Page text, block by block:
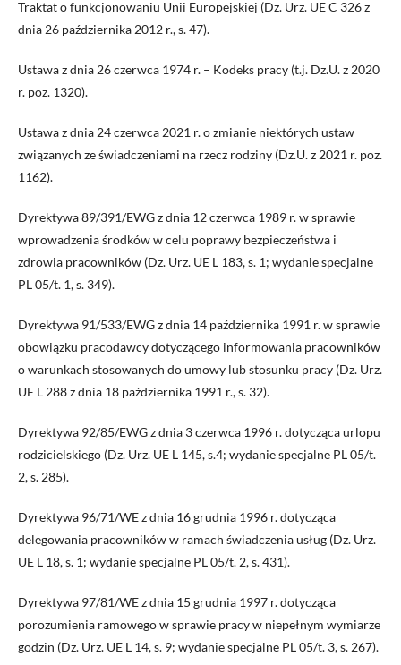
Traktat o funkcjonowaniu Unii Europejskiej (Dz. Urz. UE C 326 z
dnia 26 października 2012 r., s. 47).
Ustawa z dnia 26 czerwca 1974 r. – Kodeks pracy (t.j. Dz.U. z 2020
r. poz. 1320).
Ustawa z dnia 24 czerwca 2021 r. o zmianie niektórych ustaw
związanych ze świadczeniami na rzecz rodziny (Dz.U. z 2021 r. poz.
1162).
Dyrektywa 89/391/EWG z dnia 12 czerwca 1989 r. w sprawie
wprowadzenia środków w celu poprawy bezpieczeństwa i
zdrowia pracowników (Dz. Urz. UE L 183, s. 1; wydanie specjalne
PL 05/t. 1, s. 349).
Dyrektywa 91/533/EWG z dnia 14 października 1991 r. w sprawie
obowiązku pracodawcy dotyczącego informowania pracowników
o warunkach stosowanych do umowy lub stosunku pracy (Dz. Urz.
UE L 288 z dnia 18 października 1991 r., s. 32).
Dyrektywa 92/85/EWG z dnia 3 czerwca 1996 r. dotycząca urlopu
rodzicielskiego (Dz. Urz. UE L 145, s.4; wydanie specjalne PL 05/t.
2, s. 285).
Dyrektywa 96/71/WE z dnia 16 grudnia 1996 r. dotycząca
delegowania pracowników w ramach świadczenia usług (Dz. Urz.
UE L 18, s. 1; wydanie specjalne PL 05/t. 2, s. 431).
Dyrektywa 97/81/WE z dnia 15 grudnia 1997 r. dotycząca
porozumienia ramowego w sprawie pracy w niepełnym wymiarze
godzin (Dz. Urz. UE L 14, s. 9; wydanie specjalne PL 05/t. 3, s. 267).